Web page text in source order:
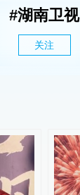
#湖南卫视
关注